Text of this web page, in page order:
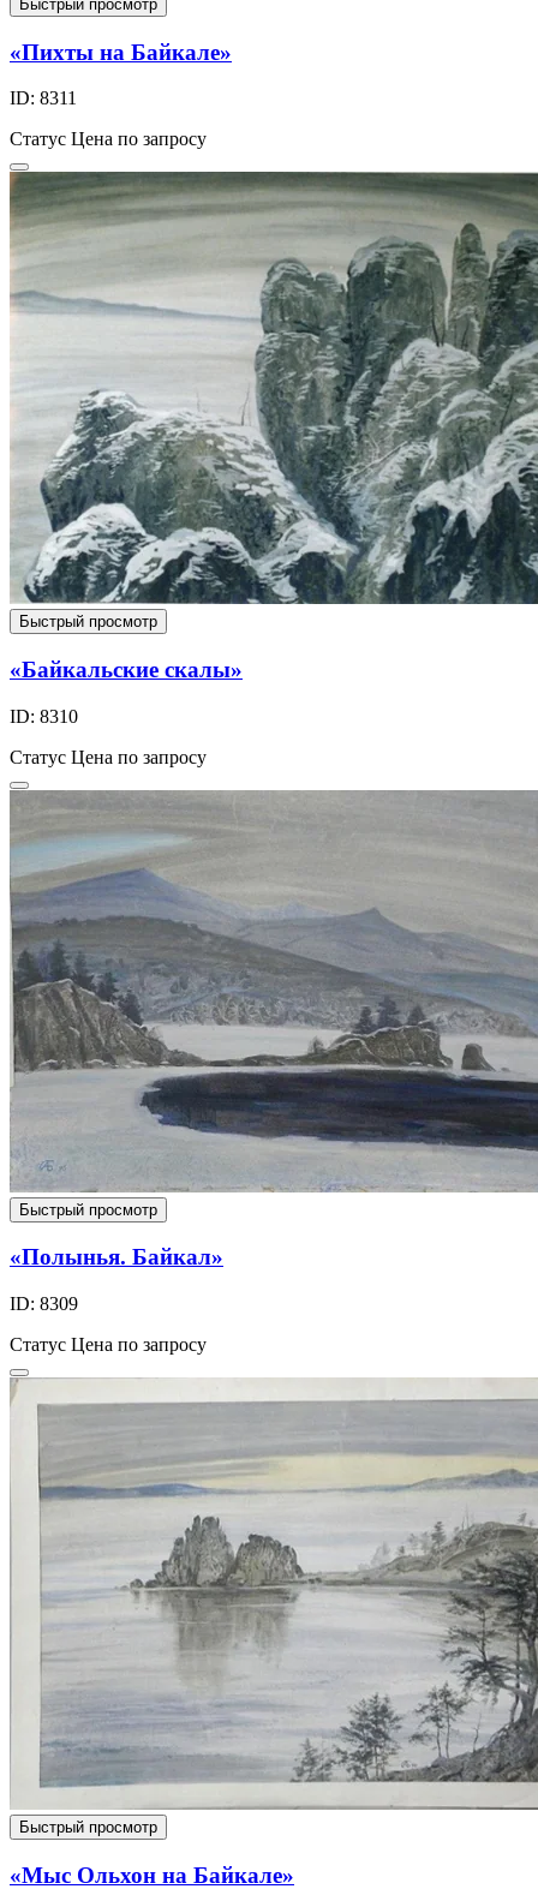
Быстрый просмотр
«Пихты на Байкале»
ID: 8311
Статус Цена по запросу
Быстрый просмотр
«Байкальские скалы»
ID: 8310
Статус Цена по запросу
Быстрый просмотр
«Полынья. Байкал»
ID: 8309
Статус Цена по запросу
Быстрый просмотр
«Мыс Ольхон на Байкале»